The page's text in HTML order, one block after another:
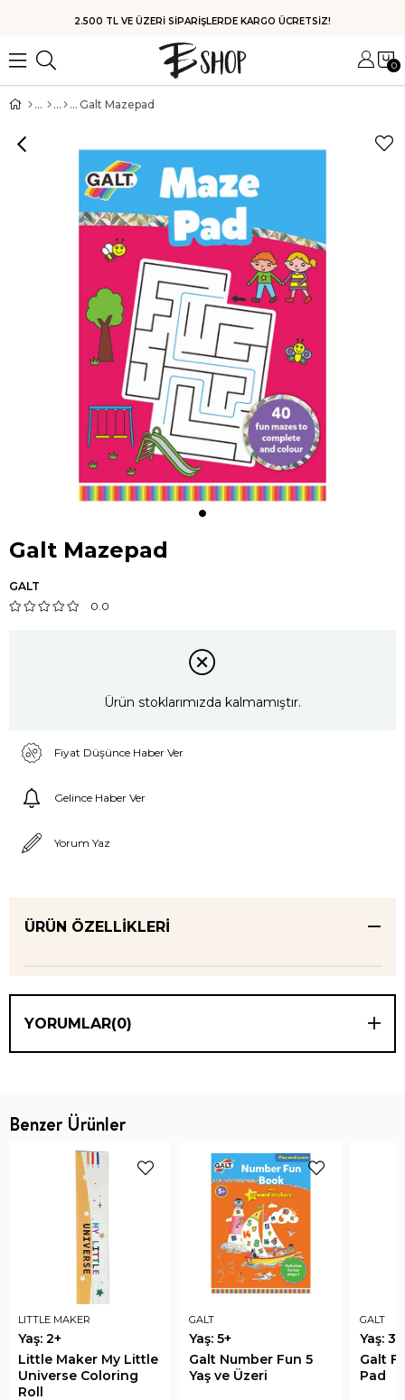
2.500 TL VE ÜZERİ SİPARİŞLERDE KARGO ÜCRETSİZ!
0
Galt Mazepad
Galt Mazepad
GALT
0.0
Ürün stoklarımızda kalmamıştır.
Fiyat Düşünce Haber Ver
Gelince Haber Ver
Yorum Yaz
ÜRÜN ÖZELLIKLERI
YORUMLAR(0)
Benzer Ürünler
LITTLE MAKER
Yaş: 2+
Little Maker My Little
Universe Coloring
Roll
GALT
Yaş: 5+
Galt Number Fun 5
Yaş ve Üzeri
GALT
Yaş: 3+
Galt
Pad